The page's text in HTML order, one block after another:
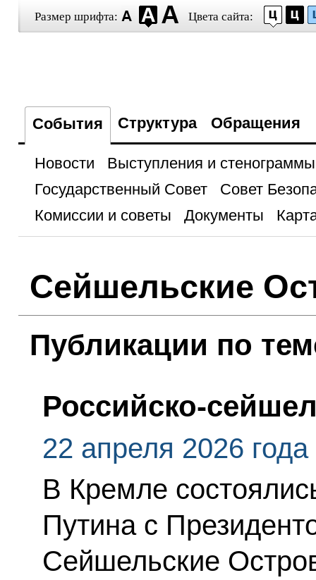
Размер шрифта: Цвета сайта:
События Структура Обращения
Новости
Выступления и стенограммы
Государственный Совет
Совет
Комиссии и советы
Документы
Сейшельские
Публикации по
Российско-
22 апреля 2026 года
В Кремле
Путина с
Сейшельские